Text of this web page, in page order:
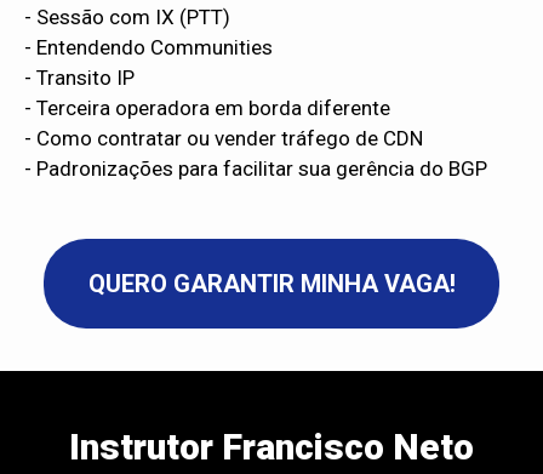
- Sessão com IX (PTT)
- Entendendo Communities
- Transito IP
- Terceira operadora em borda diferente
- Como contratar ou vender tráfego de CDN
- Padronizações para facilitar sua gerência do BGP
QUERO GARANTIR MINHA VAGA!
Instrutor Francisco Neto